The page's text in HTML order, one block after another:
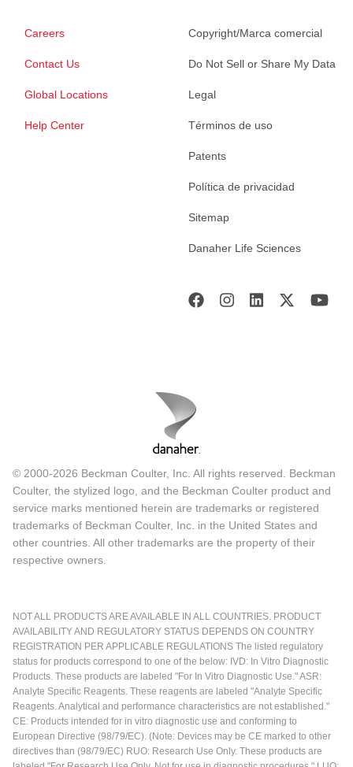
Careers
Contact Us
Global Locations
Help Center
Copyright/Marca comercial
Do Not Sell or Share My Data
Legal
Términos de uso
Patents
Política de privacidad
Sitemap
Danaher Life Sciences
© 2000-2026 Beckman Coulter, Inc. All rights reserved. Beckman
Coulter, the stylized logo, and the Beckman Coulter product and
service marks mentioned herein are trademarks or registered
trademarks of Beckman Coulter, Inc. in the United States and
other countries. All other trademarks are the property of their
respective owners.
NOT ALL PRODUCTS ARE AVAILABLE IN ALL COUNTRIES. PRODUCT
AVAILABILITY AND REGULATORY STATUS DEPENDS ON COUNTRY
REGISTRATION PER APPLICABLE REGULATIONS The listed regulatory
status for products correspond to one of the below: IVD: In Vitro Diagnostic
Products. These products are labeled "For In Vitro Diagnostic Use." ASR:
Analyte Specific Reagents. These reagents are labeled "Analyte Specific
Reagents. Analytical and performance characteristics are not established."
CE: Products intended for in vitro diagnostic use and conforming to
European Directive (98/79/EC). (Note: Devices may be CE marked to other
directives than (98/79/EC) RUO: Research Use Only. These products are